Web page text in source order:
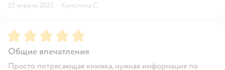
22 апреля 2025 · Кристина С.
Рейтинг:5
Общие впечатления
Просто потрясающая книжка, нужная информация по